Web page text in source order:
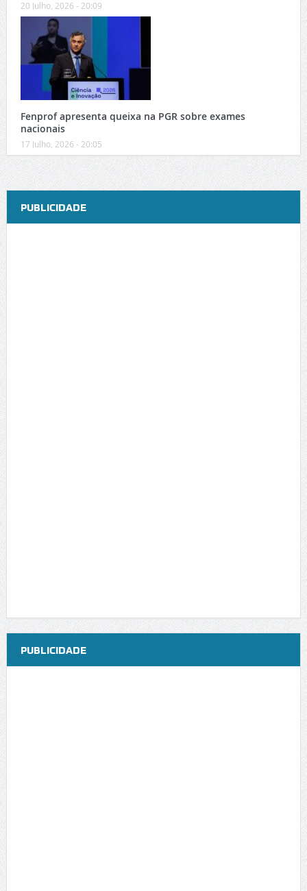
20 Julho, 2026 - 20:09
Fenprof apresenta queixa na PGR sobre exames
nacionais
17 Julho, 2026 - 20:05
PUBLICIDADE
PUBLICIDADE